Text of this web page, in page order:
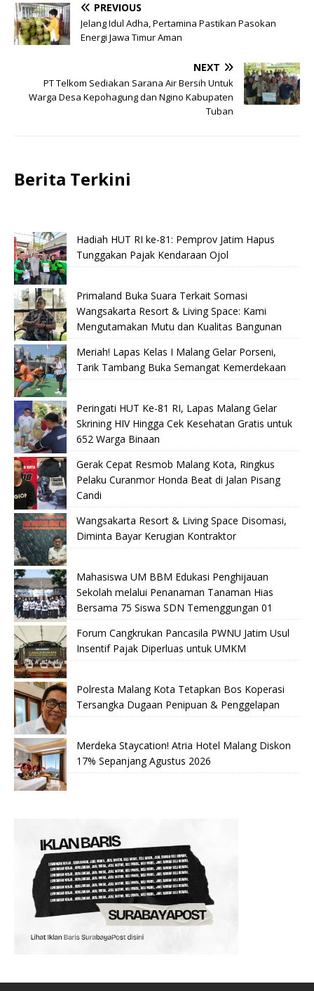
PREVIOUS
Jelang Idul Adha, Pertamina Pastikan Pasokan
Energi Jawa Timur Aman
NEXT
PT Telkom Sediakan Sarana Air Bersih Untuk
Warga Desa Kepohagung dan Ngino Kabupaten
Tuban
Berita Terkini
Hadiah HUT RI ke-81: Pemprov Jatim Hapus
Tunggakan Pajak Kendaraan Ojol
Primaland Buka Suara Terkait Somasi
Wangsakarta Resort & Living Space: Kami
Mengutamakan Mutu dan Kualitas Bangunan
Meriah! Lapas Kelas I Malang Gelar Porseni,
Tarik Tambang Buka Semangat Kemerdekaan
Peringati HUT Ke-81 RI, Lapas Malang Gelar
Skrining HIV Hingga Cek Kesehatan Gratis untuk
652 Warga Binaan
Gerak Cepat Resmob Malang Kota, Ringkus
Pelaku Curanmor Honda Beat di Jalan Pisang
Candi
Wangsakarta Resort & Living Space Disomasi,
Diminta Bayar Kerugian Kontraktor
Mahasiswa UM BBM Edukasi Penghijauan
Sekolah melalui Penanaman Tanaman Hias
Bersama 75 Siswa SDN Temenggungan 01
Forum Cangkrukan Pancasila PWNU Jatim Usul
Insentif Pajak Diperluas untuk UMKM
Polresta Malang Kota Tetapkan Bos Koperasi
Tersangka Dugaan Penipuan & Penggelapan
Merdeka Staycation! Atria Hotel Malang Diskon
17% Sepanjang Agustus 2026